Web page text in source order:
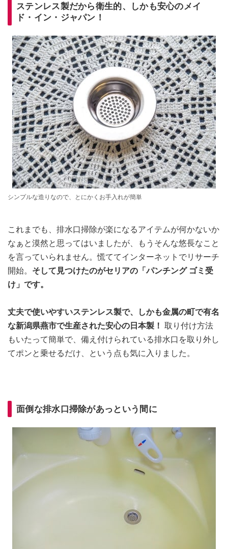
ステンレス製だから衛生的、しかも安心のメイ
ド・イン・ジャパン！
シンプルな造りなので、とにかくお手入れが簡単
これまでも、排水口掃除が楽になるアイテムが何かないか
なぁと漠然と思ってはいましたが、もうそんな悠長なこと
を言っていられません。慌ててインターネットでリサーチ
開始。 そして見つけたのがセリアの「パンチング ゴミ受
け」です。
丈夫で使いやすいステンレス製で、しかも金属の町で有名
な新潟県燕市で生産された安心の日本製！ 取り付け方法
もいたって簡単で、備え付けられている排水口を取り外し
てポンと乗せるだけ、という点も気に入りました。
面倒な排水口掃除があっという間に